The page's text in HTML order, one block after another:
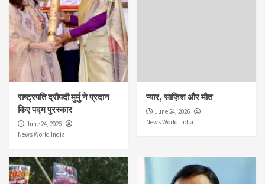
राष्ट्रपति द्रौपदी मुर्मु ने प्रदान
किए पद्म पुरस्कार
June 24, 2026
News World India
प्यार, साज़िश और मौत
June 24, 2026
News World India